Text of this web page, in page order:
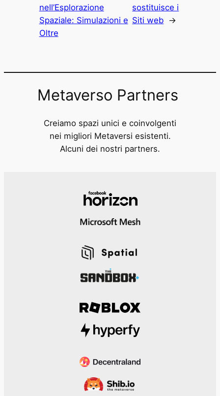
nell’Esplorazione
Spaziale: Simulazioni e
Oltre
sostituisce i
Siti web →
Metaverso Partners
Creiamo spazi unici e coinvolgenti
nei migliori Metaversi esistenti.
Alcuni dei nostri partners.